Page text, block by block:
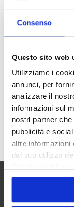
Consenso
Questo sito web
Utilizziamo i
annunci, per
analizzare il
informazioni sul
nostri partner
pubblicità e
altre informazioni
dal suo utilizzo
solo i cookie
Prima Casa
Ruderi
Sunia
Valore